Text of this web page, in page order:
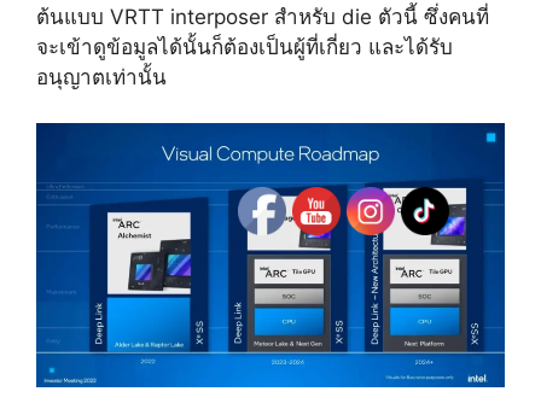
ต้นแบบ VRTT interposer สำหรับ die ตัวนี้ ซึ่งคนที่
จะเข้าดูข้อมูลได้นั้นก็ต้องเป็นผู้ที่เกี่ยว และได้รับ
อนุญาตเท่านั้น